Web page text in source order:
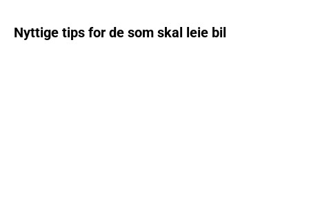
Nyttige tips for de som skal leie bil